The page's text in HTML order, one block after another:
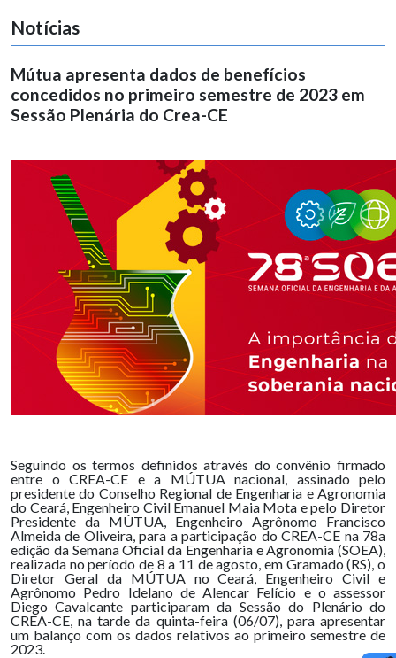
Notícias
Mútua apresenta dados de benefícios
concedidos no primeiro semestre de 2023 em
Sessão Plenária do Crea-CE
Seguindo os termos definidos através do convênio firmado
entre o CREA-CE e a MÚTUA nacional, assinado pelo
presidente do Conselho Regional de Engenharia e Agronomia
do Ceará, Engenheiro Civil Emanuel Maia Mota e pelo Diretor
Presidente da MÚTUA, Engenheiro Agrônomo Francisco
Almeida de Oliveira, para a participação do CREA-CE na 78a
edição da Semana Oficial da Engenharia e Agronomia (SOEA),
realizada no período de 8 a 11 de agosto, em Gramado (RS), o
Diretor Geral da MÚTUA no Ceará, Engenheiro Civil e
Agrônomo Pedro Idelano de Alencar Felício e o assessor
Diego Cavalcante participaram da Sessão do Plenário do
CREA-CE, na tarde da quinta-feira (06/07), para apresentar
um balanço com os dados relativos ao primeiro semestre de
2023.